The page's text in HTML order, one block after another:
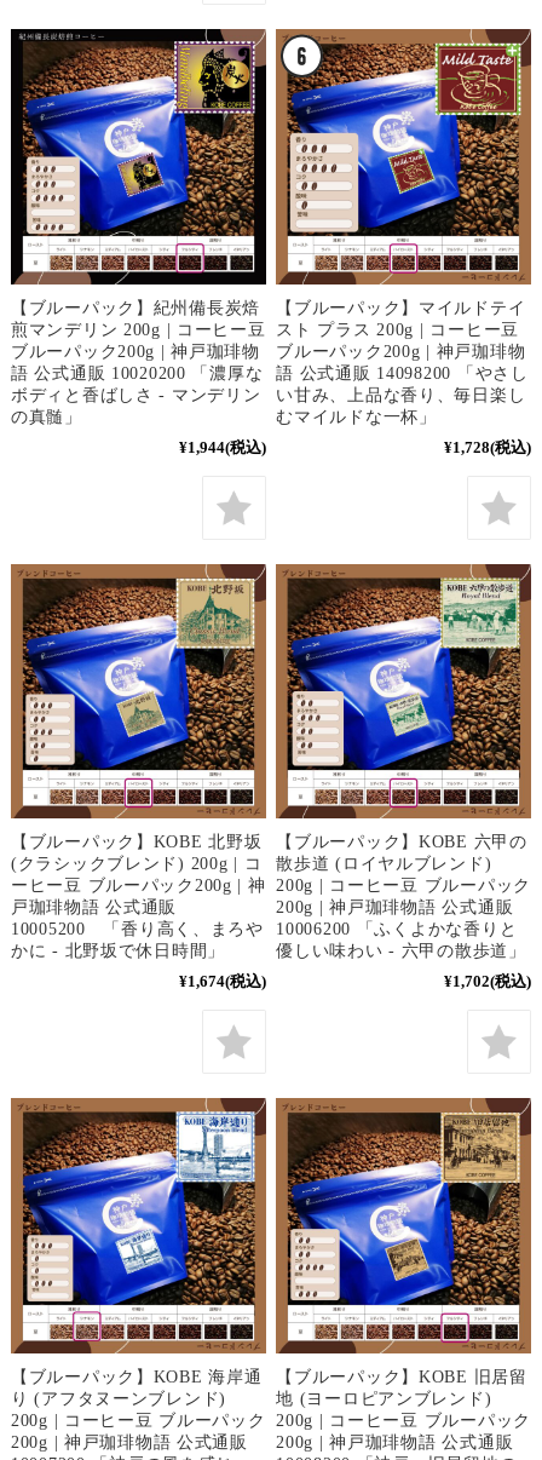
【ブルーパック】紀州備長炭焙
煎マンデリン 200g | コーヒー豆
ブルーパック200g | 神戸珈琲物
語 公式通販 10020200 「濃厚な
ボディと香ばしさ - マンデリン
の真髄」
¥1,944(税込)
【ブルーパック】マイルドテイ
スト プラス 200g | コーヒー豆
ブルーパック200g | 神戸珈琲物
語 公式通販 14098200 「やさし
い甘み、上品な香り、毎日楽し
むマイルドな一杯」
¥1,728(税込)
【ブルーパック】KOBE 北野坂
(クラシックブレンド) 200g | コ
ーヒー豆 ブルーパック200g | 神
戸珈琲物語 公式通販
10005200 「香り高く、まろや
かに - 北野坂で休日時間」
¥1,674(税込)
【ブルーパック】KOBE 六甲の
散歩道 (ロイヤルブレンド)
200g | コーヒー豆 ブルーパック
200g | 神戸珈琲物語 公式通販
10006200 「ふくよかな香りと
優しい味わい - 六甲の散歩道」
¥1,702(税込)
【ブルーパック】KOBE 海岸通
り (アフタヌーンブレンド)
200g | コーヒー豆 ブルーパック
200g | 神戸珈琲物語 公式通販
【ブルーパック】KOBE 旧居留
地 (ヨーロピアンブレンド)
200g | コーヒー豆 ブルーパック
200g | 神戸珈琲物語 公式通販